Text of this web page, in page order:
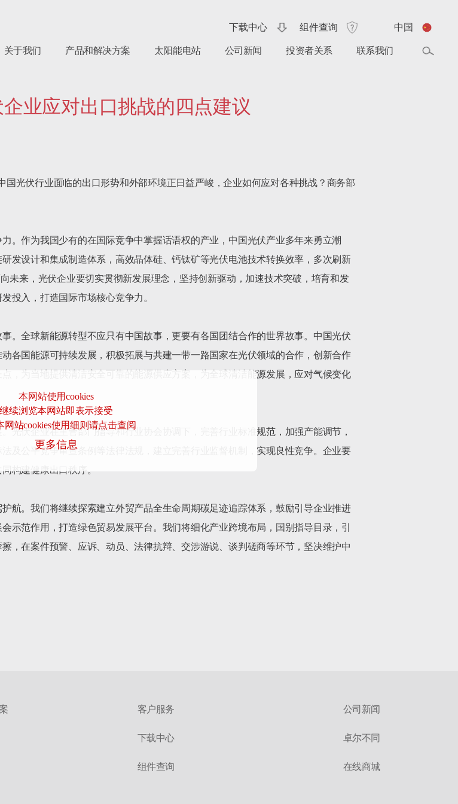
本网站使用cookies
继续浏览本网站即表示接受
网站cookies使用细则请点击查阅
更多信息
关于我们 产品和解决方案 太阳能电站 公司新闻 投资者关系 联系我们
中国
组件查询
下载中心
业应对出口挑战的四点建议
国光伏行业面临的出口形势和外部环境正日益严峻，企业如何应对各种挑战？商务部
。作为我国少有的在国际竞争中掌握话语权的产业，中国光伏产业多年来勇立潮
发设计和集成制造体系，高效晶体硅、钙钛矿等光伏电池技术转换效率，多次刷新
未来，光伏企业要切实贯彻新发展理念，坚持创新驱动，加速技术突破，培育和发
投入，打造国际市场核心竞争力。
。全球新能源转型不应只有中国故事，更要有各国团结合作的世界故事。中国光伏
各国能源可持续发展，积极拓展与共建一带一路国家在光伏领域的合作，创新合作
，为当地提供清洁安全可靠的能源供应方案，为全球清洁能源发展，应对气候变化
光伏企业在主管部门指导和行业协会协调下，完善行业标准规范，加强产能调节，
及公平竞争审查条例等法律法规，建立完善行业监督机制，实现良性竞争。企业要
构建健康出口秩序。
航。我们将继续探索建立外贸产品全生命周期碳足迹追踪体系，鼓励引导企业推进
示范作用，打造绿色贸易发展平台。我们将细化产业跨境布局，国别指导目录，引
，在案件预警、应诉、动员、法律抗辩、交涉游说、谈判磋商等环节，坚决维护中
客户服务 公司新闻
下载中心 卓尔不同
组件查询 在线商城